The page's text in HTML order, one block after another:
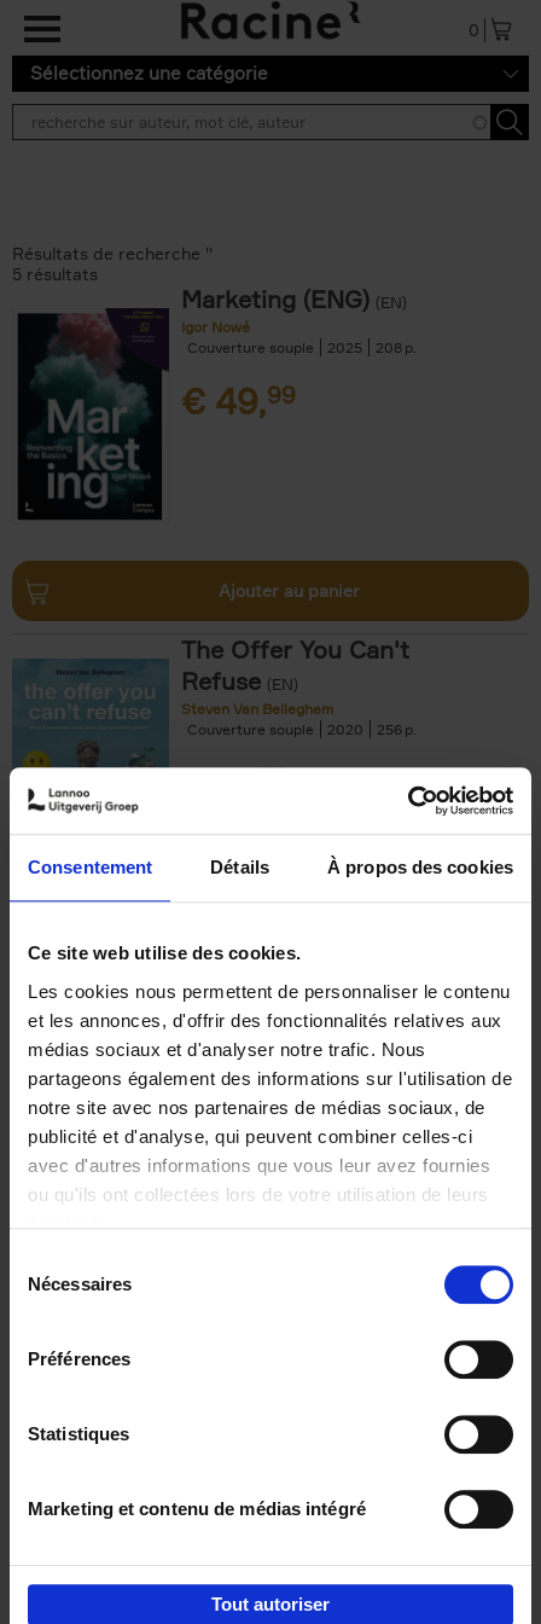
Consentement Détails À propos des cookies
Ce site web utilise des cookies.
Les cookies nous permettent de personnaliser le contenu
et les annonces, d'offrir des fonctionnalités relatives aux
médias sociaux et d'analyser notre trafic. Nous
partageons également des informations sur l'utilisation de
notre site avec nos partenaires de médias sociaux, de
publicité et d'analyse, qui peuvent combiner celles-ci
avec d'autres informations que vous leur avez fournies
ou qu'ils ont collectées lors de votre utilisation de leurs
Nécessaires
Préférences
Statistiques
Marketing et contenu de médias intégré
Tout autoriser
Aller au contenu principal
0
Sélectionnez une catégorie
Résultats de recherche ''
5 résultats
Marketing (ENG) (EN)
Igor Nowé
Couverture souple
2025 208
€ 49,99
Ajouter au panier
The Offer You Can't
Refuse (EN)
Steven Van Belleghem
Couverture souple
2020 256
€37,50
Building Bonds = Building
Business
Jochen Roef Jozefien De Feyter
Carolien Boom
Couverture souple
2025 200
€29,99
Digital marketing like a PRO -
completely revised edition (EN)